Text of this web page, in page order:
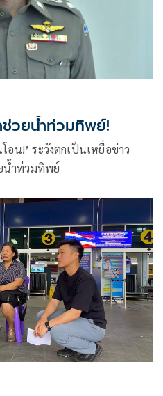
ช่วยน้ำท่วมทิพย์!
อน!’ ระวังตกเป็นเหยื่อข่าว
น้ำท่วมทิพย์